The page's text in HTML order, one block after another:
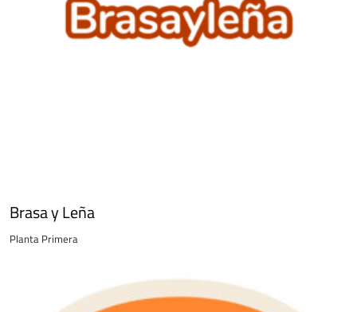
Brasa y Leña
Planta Primera